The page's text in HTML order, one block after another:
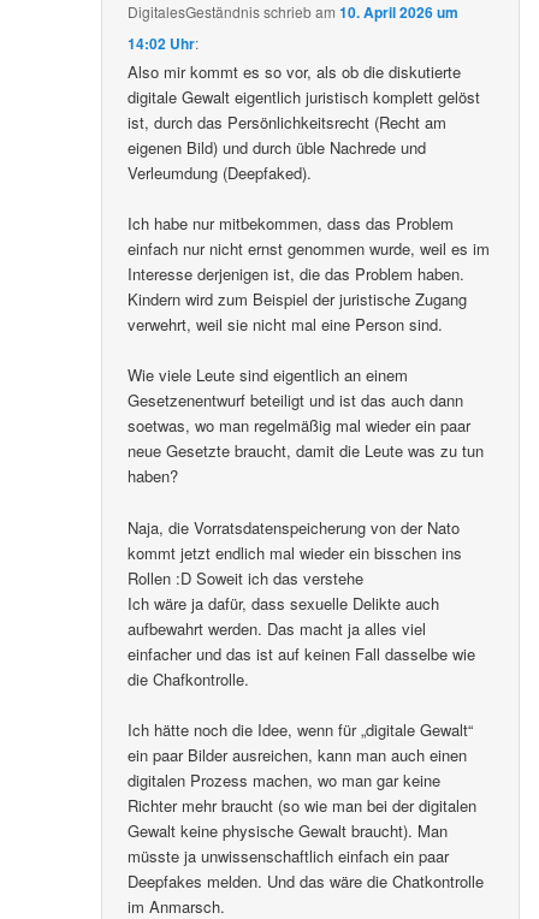
DigitalesGeständnisschriebam10. April 2026 um
14:02 Uhr:
Also mir kommt es so vor, als ob die diskutierte
digitale Gewalt eigentlich juristisch komplett gelöst
ist, durch das Persönlichkeitsrecht (Recht am
eigenen Bild) und durch üble Nachrede und
Verleumdung (Deepfaked).
Ich habe nur mitbekommen, dass das Problem
einfach nur nicht ernst genommen wurde, weil es im
Interesse derjenigen ist, die das Problem haben.
Kindern wird zum Beispiel der juristische Zugang
verwehrt, weil sie nicht mal eine Person sind.
Wie viele Leute sind eigentlich an einem
Gesetzenentwurf beteiligt und ist das auch dann
soetwas, wo man regelmäßig mal wieder ein paar
neue Gesetzte braucht, damit die Leute was zu tun
haben?
Naja, die Vorratsdatenspeicherung von der Nato
kommt jetzt endlich mal wieder ein bisschen ins
Rollen :D Soweit ich das verstehe
Ich wäre ja dafür, dass sexuelle Delikte auch
aufbewahrt werden. Das macht ja alles viel
einfacher und das ist auf keinen Fall dasselbe wie
die Chafkontrolle.
Ich hätte noch die Idee, wenn für „digitale Gewalt“
ein paar Bilder ausreichen, kann man auch einen
digitalen Prozess machen, wo man gar keine
Richter mehr braucht (so wie man bei der digitalen
Gewalt keine physische Gewalt braucht). Man
müsste ja unwissenschaftlich einfach ein paar
Deepfakes melden. Und das wäre die Chatkontrolle
im Anmarsch.